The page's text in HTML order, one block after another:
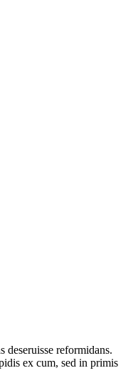
deseruisse reformidans.
ex cum, sed in primis